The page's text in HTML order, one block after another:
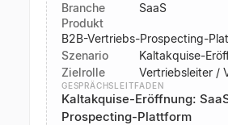
Branche
SaaS
Produkt
B2B-Vertriebs-Prospecting-
Szenario
Kaltakquise-
Zielrolle
Vertriebsleiter /
GESPRÄCHSLEITFADEN
Kaltakquise-Eröffnung:
Prospecting-Plattform